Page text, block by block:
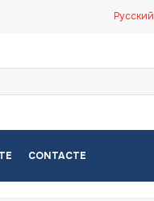
Русский
CONTACTE